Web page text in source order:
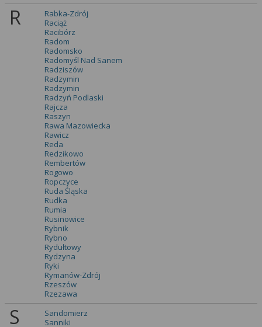
R
Rabka-Zdrój
Raciąż
Racibórz
Radom
Radomsko
Radomyśl Nad Sanem
Radziszów
Radzymin
Radzymin
Radzyń Podlaski
Rajcza
Raszyn
Rawa Mazowiecka
Rawicz
Reda
Redzikowo
Rembertów
Rogowo
Ropczyce
Ruda Śląska
Rudka
Rumia
Rusinowice
Rybnik
Rybno
Rydułtowy
Rydzyna
Ryki
Rymanów-Zdrój
Rzeszów
Rzezawa
S
Sandomierz
Sanniki